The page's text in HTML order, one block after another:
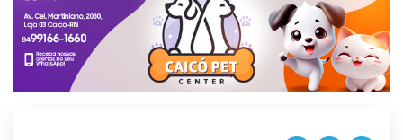
g
t
i
o
n